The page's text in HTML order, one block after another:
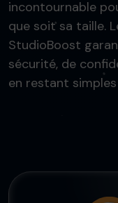
incontournable
que soit sa taille.
StudioBoost
sécurité, de
en restant